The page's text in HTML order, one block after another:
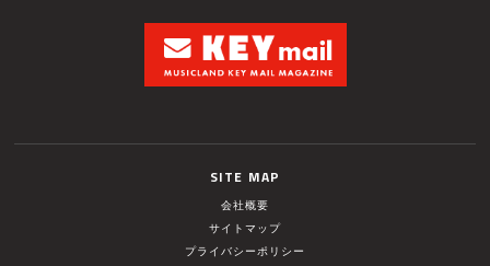
SITE MAP
会社概要
サイトマップ
プライバシーポリシー